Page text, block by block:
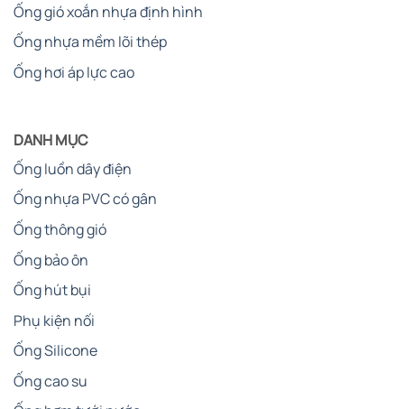
Ống gió xoắn nhựa định hình
Ống nhựa mềm lõi thép
Ống hơi áp lực cao
DANH MỤC
Ống luồn dây điện
Ống nhựa PVC có gân
Ống thông gió
Ống bảo ôn
Ống hút bụi
Phụ kiện nối
Ống Silicone
Ống cao su